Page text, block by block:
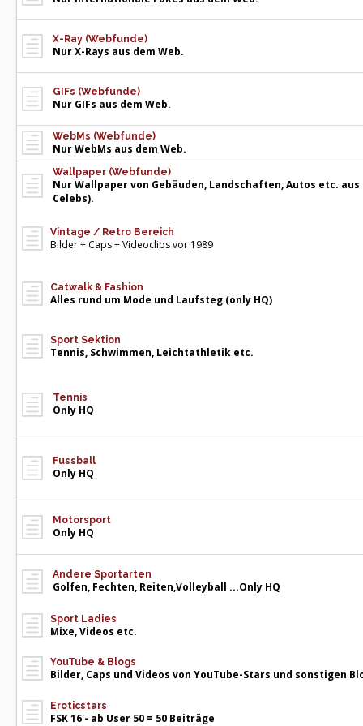
X-Ray (Webfunde)
Nur X-Rays aus dem Web.
GIFs (Webfunde)
Nur GIFs aus dem Web.
WebMs (Webfunde)
Nur WebMs aus dem Web.
Wallpaper (Webfunde)
Nur Wallpaper von Gebäuden, Landschaften, Autos etc.
Celebs).
Vintage / Retro Bereich
Bilder + Caps + Videoclips vor 1989
Catwalk & Fashion
Alles rund um Mode und Laufsteg (only HQ)
Sport Sektion
Tennis, Schwimmen, Leichtathletik etc.
Tennis
Only HQ
Fussball
Only HQ
Motorsport
Only HQ
Andere Sportarten
Golfen, Fechten, Reiten,Volleyball ...Only HQ
Sport Ladies
Mixe, Videos etc.
YouTube & Blogs
Bilder, Caps und Videos von YouTube-Stars und sonstigen
Eroticstars
FSK 16 - ab User 50 = 50 Beiträge